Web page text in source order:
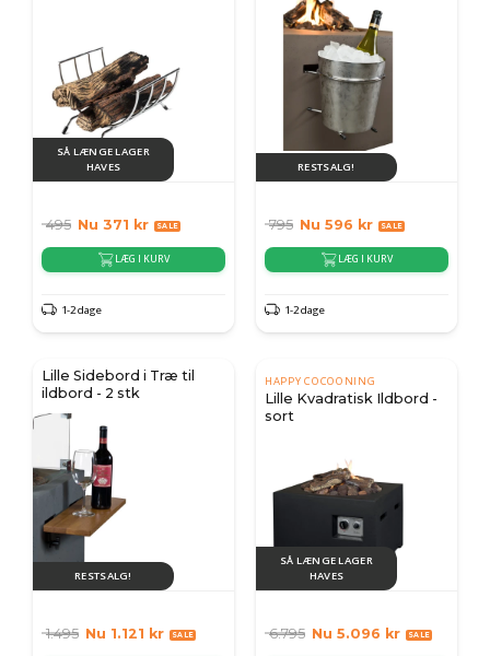
SÅ LÆNGE LAGER
HAVES
495 Nu 371 kr
LÆG I KURV
1-2 dage
RESTSALG!
795 Nu 596 kr
LÆG I KURV
1-2 dage
Lille Sidebord i Træ til
ildbord - 2 stk
RESTSALG!
1.495 Nu 1.121 kr
HAPPY COCOONING
Lille Kvadratisk Ildbord -
sort
SÅ LÆNGE LAGER
HAVES
6.795 Nu 5.096 kr